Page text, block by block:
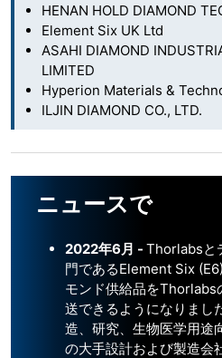
HENAN HOLD DIAMOND
Element Six UK Ltd
ASAHI DIAMOND
LIMITED
Hyperion Materials &
ILJIN DIAMOND CO., LTD.
ニュースで
2022年6 月 - Thorlabsと
門であるElement Six
モンド供給品をThorlabs
送できるようになりまし
造、研究、生物医学用途
の大手設計および製造会